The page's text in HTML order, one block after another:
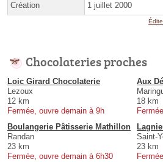
Création 1 juillet 2000
Chocolateries proches
Loic Girard Chocolaterie
Lezoux
12 km
Fermée, ouvre demain à 9h
Aux
18 km
Boulangerie Pâtisserie Mathillon
Randan
23 km
Fermée, ouvre demain à 6h30
Saint-
23 km